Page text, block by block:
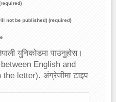
not be published) (required)
युनिकोडमा पाउनुहोस।
English and
letter). अंग्रेजीमा टाइप